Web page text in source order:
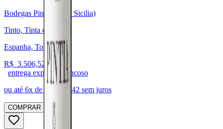
Bodegas Pintia (Vega Sicilia)
Tinto, Tinta de Toro
Espanha, Toro
R$ 3.506,52
entrega expressa trancoso
ou até 6x de R$ 584,42 sem juros
COMPRAR